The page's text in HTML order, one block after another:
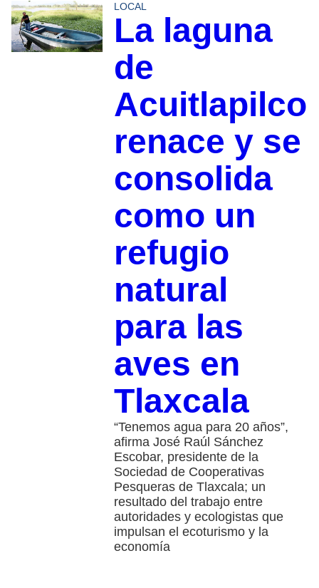
LOCAL
La laguna
de
Acuitlapilco
renace y se
consolida
como un
refugio
natural
para las
aves en
Tlaxcala
“Tenemos agua para 20 años”,
afirma José Raúl Sánchez
Escobar, presidente de la
Sociedad de Cooperativas
Pesqueras de Tlaxcala; un
resultado del trabajo entre
autoridades y ecologistas que
impulsan el ecoturismo y la
economía